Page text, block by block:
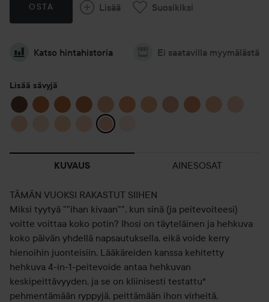
OSTA Lisää Suosikiksi
Katso hintahistoria Ei saatavilla myymälästä
Lisää sävyjä
KUVAUS AINESOSAT
TÄMÄN VUOKSI RAKASTUT SIIHEN
Miksi tyytyä ""ihan kivaan"", kun sinä (ja peitevoiteesi)
voitte voittaa koko potin? Ihosi on täyteläinen ja hehkuva
koko päivän yhdellä napsautuksella, eikä voide kerry
hienoihin juonteisiin. Lääkäreiden kanssa kehitetty
hehkuva 4-in-1-peitevoide antaa hehkuvan
keskipeittävyyden, ja se on kliinisesti testattu*
pehmentämään ryppyjä, peittämään ihon virheitä,